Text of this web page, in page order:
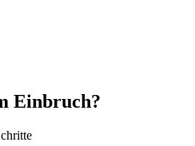
Einbruch?